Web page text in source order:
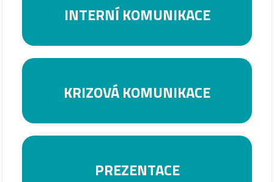
INTERNÍ KOMUNIKACE
KRIZOVÁ KOMUNIKACE
PREZENTACE